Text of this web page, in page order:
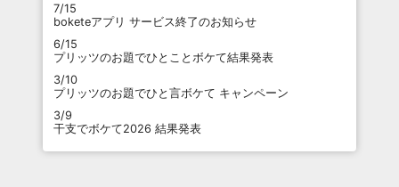
7/15
boketeアプリ サービス終了のお知らせ
6/15
プリッツのお題でひとことボケて結果発表
3/10
プリッツのお題でひと言ボケて キャンペーン
3/9
干支でボケて2026 結果発表